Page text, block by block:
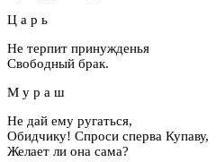
Ц а р ь
Не терпит принужденья
Свободный брак.
М у р а ш
Не дай ему ругаться,
Обидчику! Спроси сперва Купаву,
Желает ли она сама?